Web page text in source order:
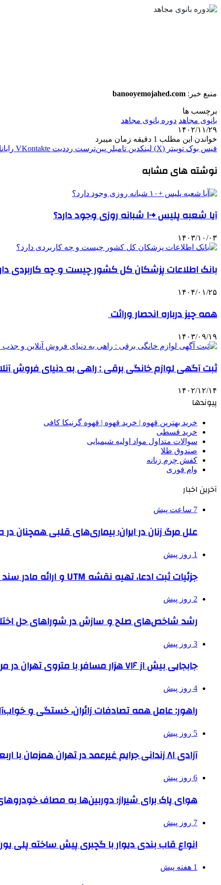
منبع خبر: banooyemojahed.com
برچسب ها
بانوی مجاهد دوره بانوی مجاهد
۱۴۰۲/۱۱/۲۹
خواندن این مطلب 1 دقیقه زمان میبرد
فیس بوک توییتر (X) لینکدین ‫تامبلر ‫پین‌ترست ‫رددیت ‫VKontakte
نوشته های مشابه
آیا شعبه پلیس +۱۰ شبانه روزی وجود دارد؟
۱۴۰۳/۱۰/۰۳
بانک اطلاعات پزشکان کل کشور چیست و چه کاربردی
۱۴۰۴/۰۱/۲۵
همه چیز درباره انحصار وراثت
۱۴۰۳/۰۹/۱۹
ثبت آگهی لوازم خانگی برقی : راهی به دنیای فروش
۱۴۰۲/۱۲/۱۴
پیوندها
خرید بهترین قهوه | خرید قهوه | قهوه گرنیکا کافی
خرید قسطی
سوالات متداول مواد اولیه شیمیایی
صندوق طلا
کفش چرم زنانه
وام فوری
آخرین اخبار
7 ساعت پیش
علل مرگ زنان در ایران؛ بیماری‌های قلبی همچنان در
1 روز پیش
جزئیات ثبت ادعا، تهیه نقشه UTM و ارائه مادر سند اعلام شد
2 روز پیش
رشد شاخص‌های صلح و سازش در شوراهای حل
3 روز پیش
جابجایی بیش از ۷۱۶ هزار مسافر با متروی تهران در مراسم جاماندگان اربعین
4 روز پیش
راهور: عامل همه تصادفات زائران، خستگی و
5 روز پیش
آزادی ۸۱ زندانی جرایم غیرعمد در تهران همزمان با اربعین
6 روز پیش
هوای پاک برای شیراز؛ دوربین‌ها به مصاف
7 روز پیش
انواع قاب بندی دیوار با گچبری پیش ساخته پلی
1 هفته پیش